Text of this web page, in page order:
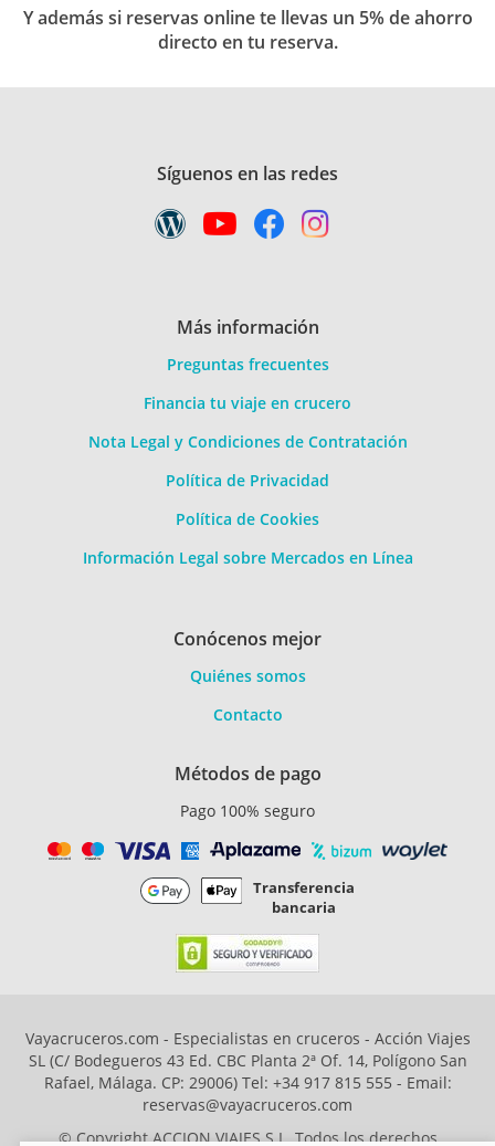
Y además si reservas online te llevas un 5% de ahorro
directo en tu reserva.
Síguenos en las redes
Más información
Preguntas frecuentes
Financia tu viaje en crucero
Nota Legal y Condiciones de Contratación
Política de Privacidad
Política de Cookies
Información Legal sobre Mercados en Línea
Conócenos mejor
Quiénes somos
Contacto
Métodos de pago
Pago 100% seguro
Transferencia
bancaria
Vayacruceros.com - Especialistas en cruceros - Acción Viajes
SL (C/ Bodegueros 43 Ed. CBC Planta 2ª Of. 14, Polígono San
Rafael, Málaga. CP: 29006) Tel: +34 917 815 555 - Email:
reservas@vayacruceros.com
© Copyright ACCION VIAJES S.L. Todos los derechos